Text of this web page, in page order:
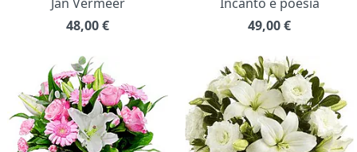
48,00€
49,00€